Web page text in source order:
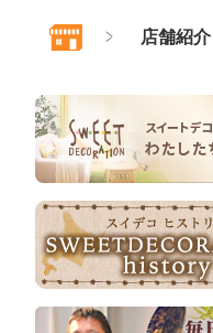
店舗紹介